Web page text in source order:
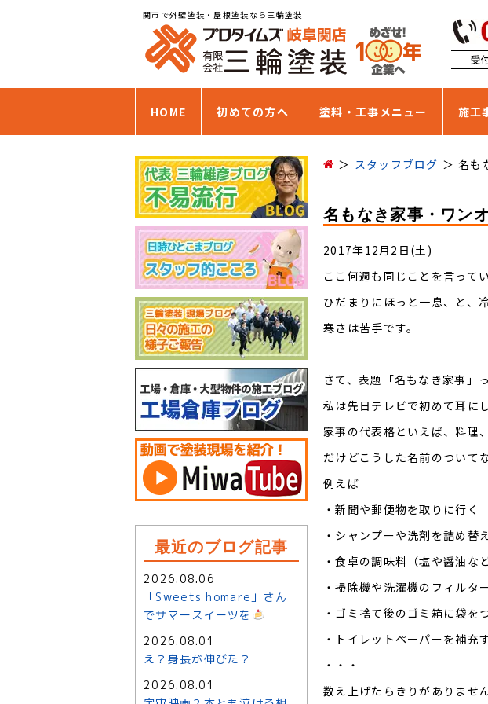
関市で外壁塗装・屋根塗装なら三輪塗装
HOME 初めての方へ 塗料・工事メニュー 施工
スタッフブログ 名も
名もなき家事・ワン
2017年12月2日(土)
ここ何週も同じことを言って
ひだまりにほっと一息、と、
寒さは苦手です。
さて、表題「名もなき家事」
私は先日テレビで初めて耳に
家事の代表格といえば、料理
だけどこうした名前のついて
例えば
・新聞や郵便物を取りに行く
・シャンプーや洗剤を詰め替
・食卓の調味料（塩や醤油な
・掃除機や洗濯機のフィルタ
・ゴミ捨て後のゴミ箱に袋を
・トイレットペーパーを補充
・・・
数え上げたらきりがありません
最近のブログ記事
2026.08.06
「Sweets homare」さん
でサマースイーツを
2026.08.01
え？身長が伸びた？
2026.08.01